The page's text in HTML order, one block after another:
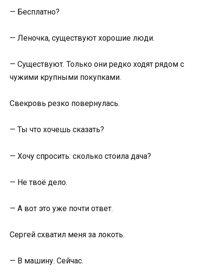
— Бесплатно?
— Леночка, существуют хорошие люди.
— Существуют. Только они редко ходят рядом с
чужими крупными покупками.
Свекровь резко повернулась.
— Ты что хочешь сказать?
— Хочу спросить: сколько стоила дача?
— Не твоё дело.
— А вот это уже почти ответ.
Сергей схватил меня за локоть.
— В машину. Сейчас.